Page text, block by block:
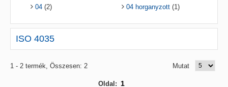
04(2) 04 horganyzott(1)
ISO 4035
1 - 2 termék, Összesen: 2 Mutat
Oldal: 1